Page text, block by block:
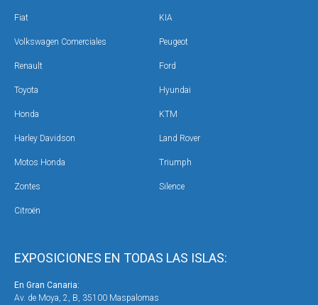
EXPOSICIONES EN TODAS LAS ISLAS:
En Gran Canaria:
Av. de Moya, 2, B, 35100 Maspalomas
Fiat KIA
Volkswagen Comerciales Peugeot
Renault Ford
Toyota Hyundai
Honda KTM
Harley Davidson Land Rover
Motos Honda Triumph
Zontes Silence
Citroën